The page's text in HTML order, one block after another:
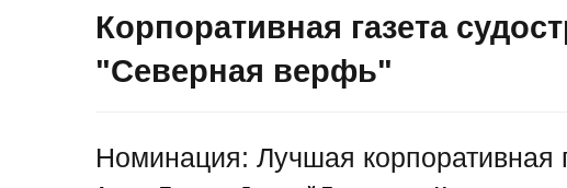
Корпоративная газета
"Северная верфь"
Номинация: Лучшая корпоративная